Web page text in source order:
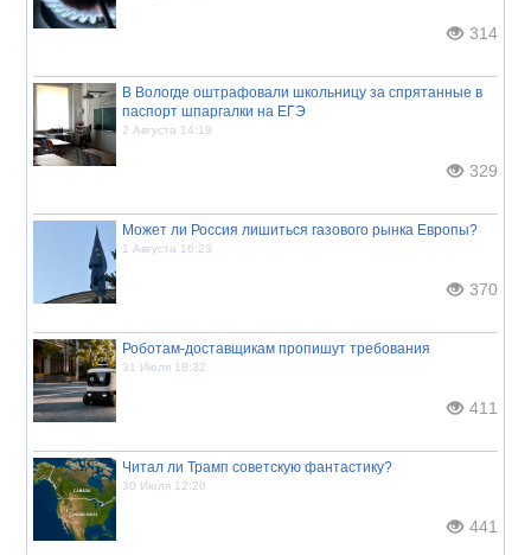
314
В Вологде оштрафовали школьницу за спрятанные в
паспорт шпаргалки на ЕГЭ
2 Августа 14:19
329
Может ли Россия лишиться газового рынка Европы?
1 Августа 16:23
370
Роботам-доставщикам пропишут требования
31 Июля 18:32
411
Читал ли Трамп советскую фантастику?
30 Июля 12:20
441